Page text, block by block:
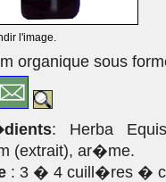
l'image.
organique sous
: Herba
(extrait), ar�me.
: 3 � 4 cuill�res �